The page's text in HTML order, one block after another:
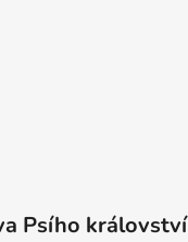
Psího království